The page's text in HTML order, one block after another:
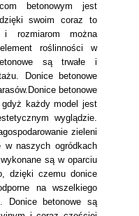
betonowym jest
swoim coraz to
i rozmiarom można
roślinności w
są trwałe i
Donice betonowe
betonowe
każdy model jest
wyglądzie.
zieleni
naszych ogródkach
są w oparciu
dzięki czemu donice
na wszelkiego
Donice betonowe są